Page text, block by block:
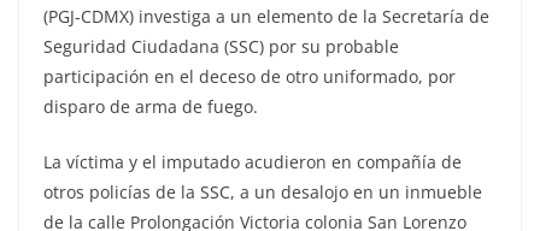
(PGJ-CDMX) investiga a un elemento de la Secretaría de
Seguridad Ciudadana (SSC) por su probable
participación en el deceso de otro uniformado, por
disparo de arma de fuego.
La víctima y el imputado acudieron en compañía de
otros policías de la SSC, a un desalojo en un inmueble
de la calle Prolongación Victoria colonia San Lorenzo